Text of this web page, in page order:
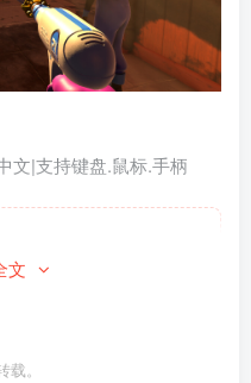
文|支持键盘.鼠标.手柄
文
。